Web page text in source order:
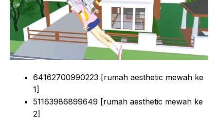
64162700990223 [rumah aesthetic mewah ke
1]
51163986899649 [rumah aesthetic mewah ke
2]